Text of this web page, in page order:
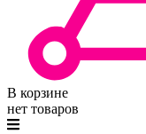
В корзине
нет товаров